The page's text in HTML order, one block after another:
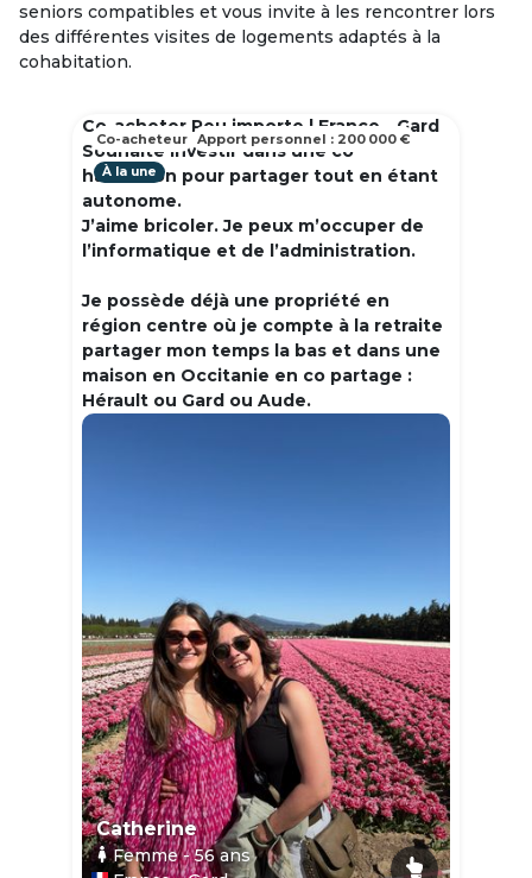
seniors compatibles et vous invite à les rencontrer lors
des différentes visites de logements adaptés à la
cohabitation.
Co-acheter Peu importe | France - Gard
Souhaite investir dans une co
habitation pour partager tout en étant
autonome.
J’aime bricoler. Je peux m’occuper de
l’informatique et de l’administration.
Je possède déjà une propriété en
région centre où je compte à la retraite
partager mon temps la bas et dans une
maison en Occitanie en co partage :
Hérault ou Gard ou Aude.
À la une
Catherine
Femme- 56ans
Co-acheteur Apport personnel : 200 000 €